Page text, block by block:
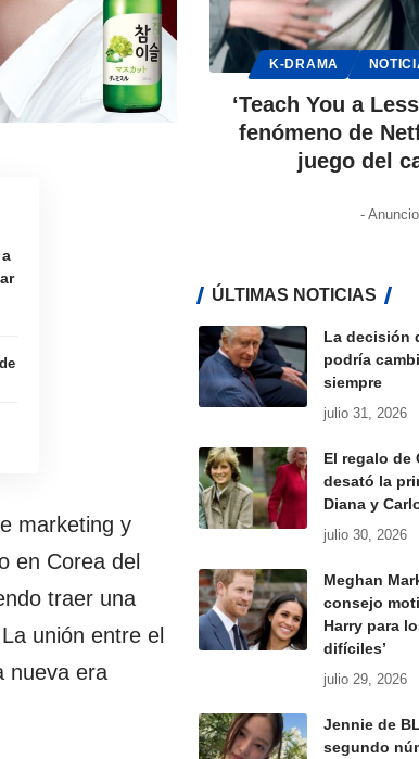
marketing y
en Corea del
traer una
unión entre el
nueva era
K-DRAMA
‘Teach You a
fenómeno de
juego del
-
ÚLTIMAS NOTICIAS
La decisión
podría
siempre
julio 31, 2026
El regalo de
desató la
Diana y
julio 30, 2026
Meghan
consejo
Harry para
difíciles’
julio 29, 2026
Jennie de
segundo